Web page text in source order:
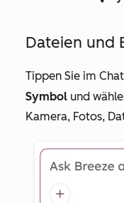
Dateien und
Tippen Sie im
Symbol und
Kamera, Fotos,